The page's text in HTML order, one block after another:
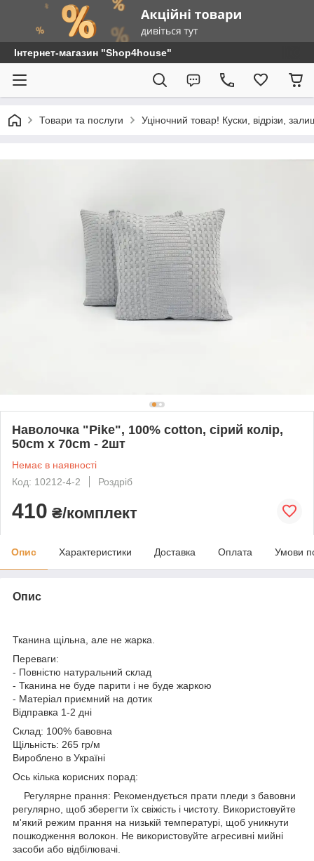
Інтернет-магазин "Shop4house"
Товари та послуги Уціночний товар! Куски, відрізи,
Наволочка "Pike", 100% cotton, сірий колір,
50cm x 70cm - 2шт
Немає в наявності
Код: 10212-4-2
Роздріб
410 ₴/комплект
Опис Характеристики Доставка Оплата Умови
Опис
Тканина щільна, але не жарка.
Переваги:
- Повністю натуральний склад
- Тканина не буде парити і не буде жаркою
- Матеріал приємний на дотик
Відправка 1-2 дні
Склад: 100% бавовна
Щільність: 265 гр/м
Вироблено в Україні
Ось кілька корисних порад:
Регулярне прання: Рекомендується прати пледи з бавовни
регулярно, щоб зберегти їх свіжість і чистоту. Використовуйте
м'який режим прання на низькій температурі, щоб уникнути
пошкодження волокон. Не використовуйте агресивні мийні
засоби або відбілювачі.